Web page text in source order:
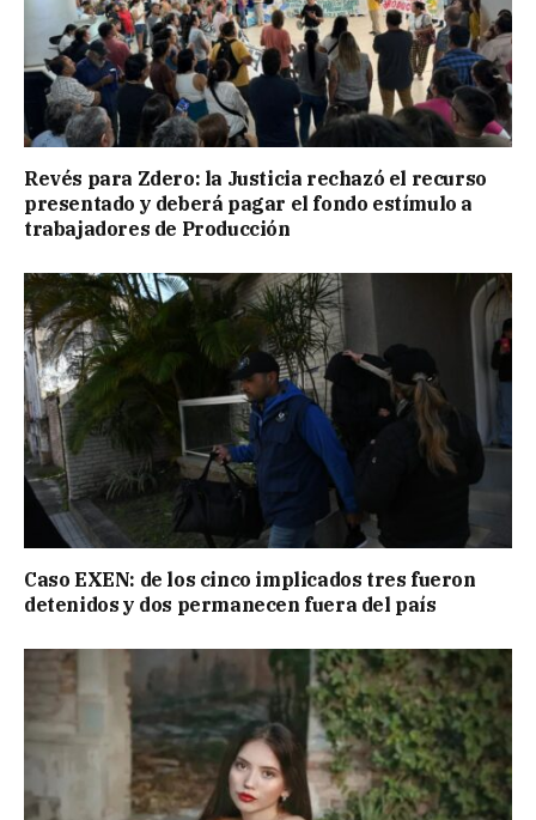
Revés para Zdero: la Justicia rechazó el recurso
presentado y deberá pagar el fondo estímulo a
trabajadores de Producción
Caso EXEN: de los cinco implicados tres fueron
detenidos y dos permanecen fuera del país